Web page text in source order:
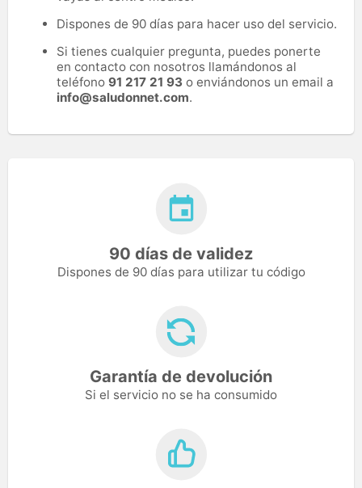
Dispones de 90 días para hacer uso del servicio.
Si tienes cualquier pregunta, puedes ponerte
en contacto con nosotros llamándonos al
teléfono 91 217 21 93 o enviándonos un email a
info@saludonnet.com.
90 días de validez
Dispones de 90 días para utilizar tu código
Garantía de devolución
Si el servicio no se ha consumido